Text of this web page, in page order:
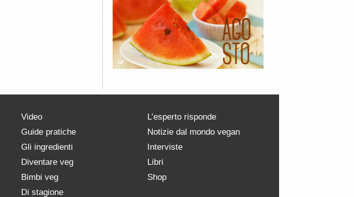
Video
Guide pratiche
Gli ingredienti
Diventare veg
Bimbi veg
Di stagione
L’esperto risponde
Notizie dal mondo vegan
Interviste
Libri
Shop